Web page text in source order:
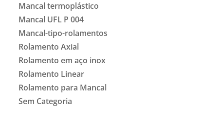
Mancal termoplástico
Mancal UFL P 004
Mancal-tipo-rolamentos
Rolamento Axial
Rolamento em aço inox
Rolamento Linear
Rolamento para Mancal
Sem Categoria